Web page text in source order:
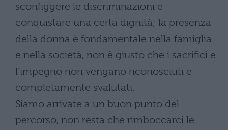
sconfiggere le discriminazioni e
conquistare una certa dignità; la presenza
della donna è fondamentale nella famiglia
e nella società, non è giusto che i sacrifici e
l’impegno non vengano riconosciuti e
completamente svalutati.
Siamo arrivate a un buon punto del
percorso, non resta che rimboccarci le